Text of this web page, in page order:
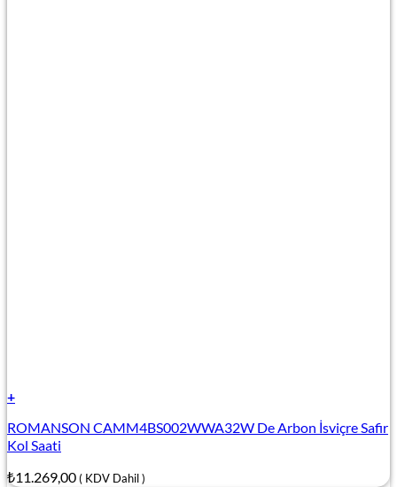
+
ROMANSON CAMM4BS002WWA32W De Arbon İsviçre Safir
Kol Saati
₺11.269,00( KDV Dahil )